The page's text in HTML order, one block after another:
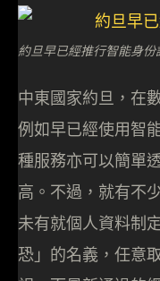
約旦早已經推行智能身份
中東國家約旦，在
例如早已經使用智
種服務亦可以簡單
高。不過，就有不
未有就個人資料制
恐」的名義，任意